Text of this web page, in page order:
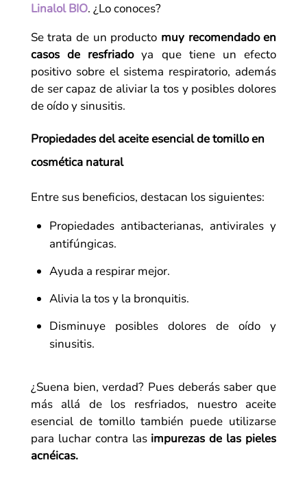
Linalol BIO. ¿Lo conoces?
Se trata de un producto muy recomendado en
casos de resfriadoya que tiene un efecto
positivo sobre el sistema respiratorio, además
de ser capaz de aliviar la tos y posibles dolores
de oído y sinusitis.
Propiedades del aceite esencial de tomillo en
cosmética natural
Entre sus beneficios, destacan los siguientes:
Propiedades antibacterianas, antivirales y
antifúngicas.
Ayuda a respirar mejor.
Alivia la tos y la bronquitis.
Disminuye posibles dolores de oído y
sinusitis.
¿Suena bien, verdad? Pues deberás saber que
más allá de los resfriados, nuestro aceite
esencial de tomillo también puede utilizarse
para luchar contra las impurezas de las pieles
acnéicas.